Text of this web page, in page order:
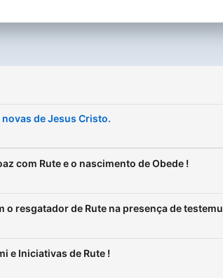
de Jesus Cristo.
com Rute e o nascimento de Obede !
o resgatador de Rute na presença de
e Iniciativas de Rute !